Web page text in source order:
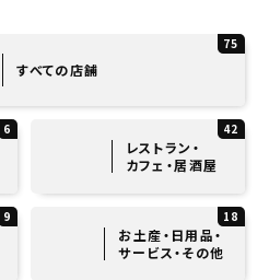
すべての店舗
75
6
レストラン・
カフェ・居酒屋
42
9
お土産・日用品・
サービス・その他
18